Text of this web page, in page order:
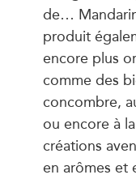
de…
produit
encore plus
comme des
concombre,
ou encore à
créations
en arômes et